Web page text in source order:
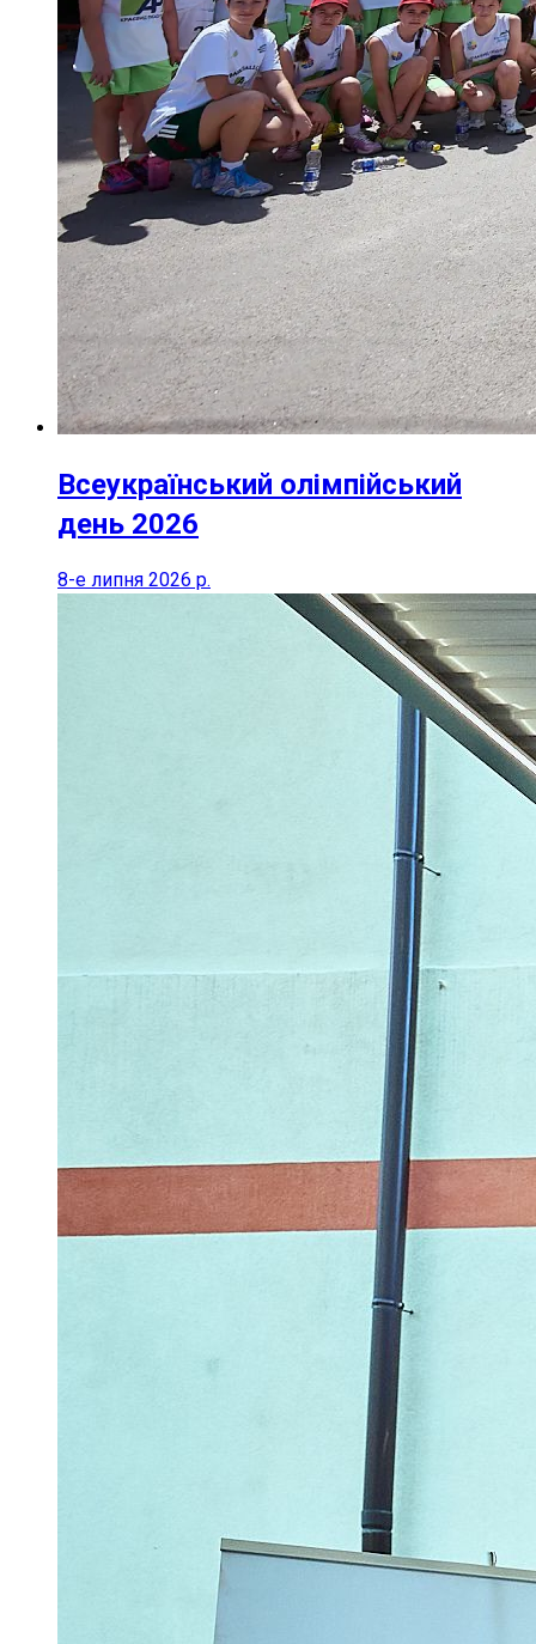
Всеукраїнський олімпійський
день 2026
8-е липня 2026 р.